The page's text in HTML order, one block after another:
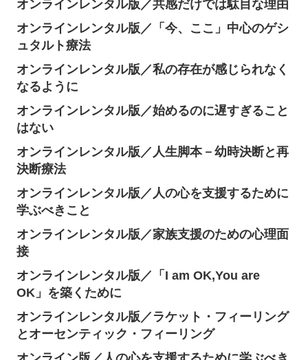
オンラインレンタル版／共感だけでは駄目な理由
オンラインレンタル版／「今、ここ」中心のゲシ
ュタルト療法
オンラインレンタル版／私の存在が感じられなく
なるように
オンラインレンタル版／始めるのに遅すぎること
はない
オンラインレンタル版／人生脚本－幼時決断と再
決断療法
オンラインレンタル版／人の心を支援するために
学ぶべきこと
オンラインレンタル版／家族支援のための心理面
接
オンラインレンタル版／「I am OK,You are
OK」を築くために
オンラインレンタル版／ラケット・フィーリング
とオーセンティック・フィーリング